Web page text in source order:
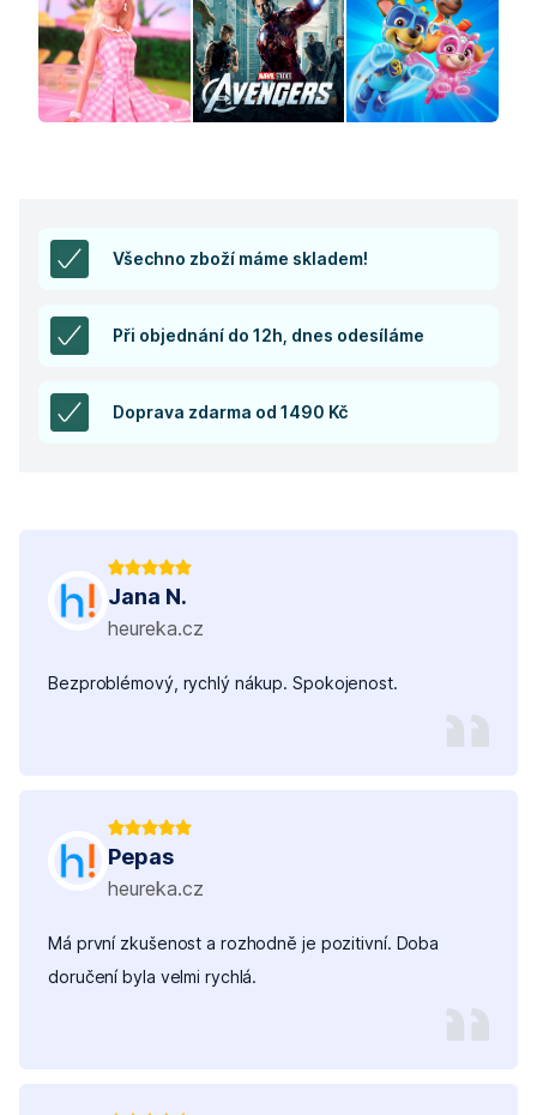
Všechno zboží máme skladem!
Při objednání do 12h, dnes odesíláme
Doprava zdarma od 1490 Kč
Jana N.
heureka.cz
Bezproblémový, rychlý nákup. Spokojenost.
Pepas
heureka.cz
Má první zkušenost a rozhodně je pozitivní. Doba
doručení byla velmi rychlá.